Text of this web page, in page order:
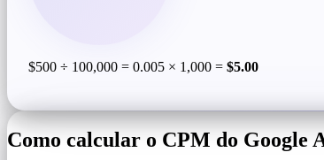
$500 ÷ 100,000 = 0.005 × 1,000 = $5.00
Como calcular o CPM do Google